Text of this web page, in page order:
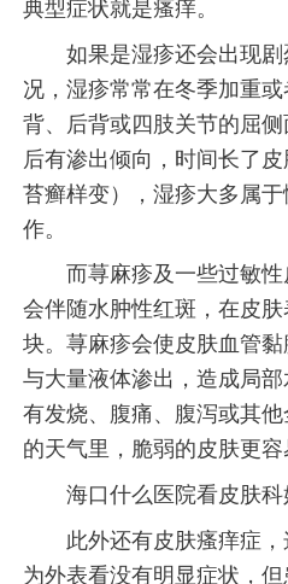
典型症状就是瘙痒。
如果是湿疹还会出现剧
况，湿疹常常在冬季加重
背、后背或四肢关节的屈
后有渗出倾向，时间长了
苔癣样变），湿疹大多属
作。
而荨麻疹及一些过敏性
会伴随水肿性红斑，在皮
块。荨麻疹会使皮肤血管
与大量液体渗出，造成局
有发烧、腹痛、腹泻或其
的天气里，脆弱的皮肤更容
海口什么医院看皮肤科
此外还有皮肤瘙痒症，
为外表看没有明显症状，